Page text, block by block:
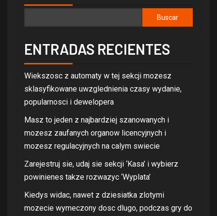
Buscar
ENTRADAS RECIENTES
Wiekszosc z automaty w tej sekcji mozesz
sklasyfikowane uwzglednienia czasy wydanie,
popularnosci i dewelopera
Masz to jeden z najbardziej szanowanych i
mozesz zaufanych organow licencyjnych i
mozesz regulacyjnych na calym swiecie
Zarejestruj sie, udaj sie sekcji ‘Kasa’ i wybierz
powinienes takze rozwazyc ‘Wyplata’
Kiedys widac, nawet z dziesiatka zlotymi
mozecie wymeczony dosc dlugo, podczas gry do